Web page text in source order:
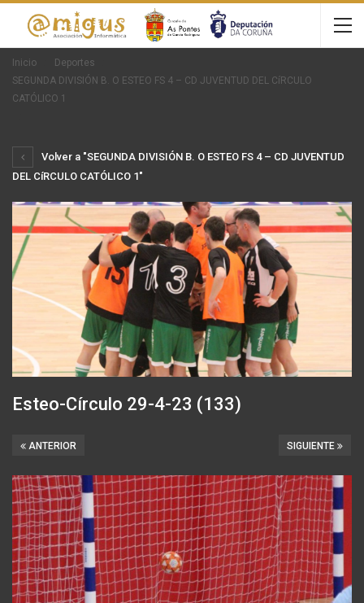
Inicio
Deportes
SEGUNDA DIVISIÓN B. O ESTEO FS 4 – CD JUVENTUD DEL CíRCULO
CATÓLICO 1
Volver a "SEGUNDA DIVISIÓN B. O ESTEO FS 4 – CD JUVENTUD
DEL CíRCULO CATÓLICO 1"
Esteo-Círculo 29-4-23 (133)
SIGUIENTE
ANTERIOR